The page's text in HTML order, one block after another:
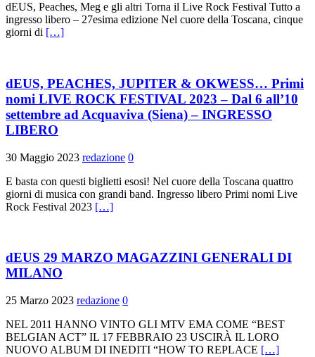
dEUS, Peaches, Meg e gli altri Torna il Live Rock Festival Tutto a
ingresso libero – 27esima edizione Nel cuore della Toscana, cinque
giorni di […]
dEUS, PEACHES, JUPITER & OKWESS… Primi
nomi LIVE ROCK FESTIVAL 2023 – Dal 6 all’10
settembre ad Acquaviva (Siena) – INGRESSO
LIBERO
30 Maggio 2023 redazione 0
E basta con questi biglietti esosi! Nel cuore della Toscana quattro
giorni di musica con grandi band. Ingresso libero Primi nomi Live
Rock Festival 2023 […]
dEUS 29 MARZO MAGAZZINI GENERALI DI
MILANO
25 Marzo 2023 redazione 0
NEL 2011 HANNO VINTO GLI MTV EMA COME “BEST
BELGIAN ACT” IL 17 FEBBRAIO 23 USCIRÀ IL LORO
NUOVO ALBUM DI INEDITI “HOW TO REPLACE […]